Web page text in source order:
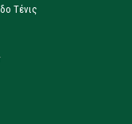
Τένις